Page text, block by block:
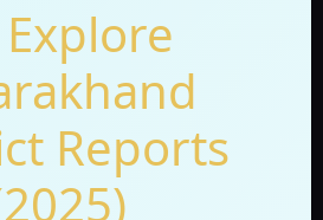
Explore
Reports